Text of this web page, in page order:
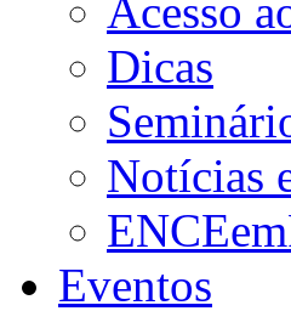
Acesso
Dicas
Notícias
Eventos